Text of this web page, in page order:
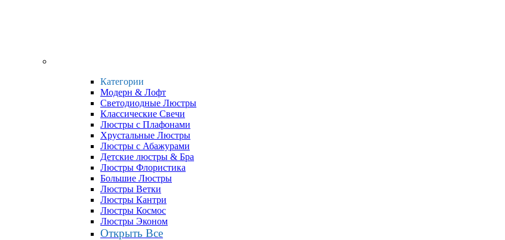
Категории
Модерн & Лофт
Светодиодные Люстры
Классические Свечи
Люстры с Плафонами
Хрустальные Люстры
Люстры с Абажурами
Детские люстры & Бра
Люстры Флористика
Большие Люстры
Люстры Ветки
Люстры Кантри
Люстры Космос
Люстры Эконом
Открыть Все